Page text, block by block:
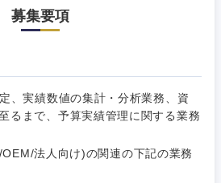
募集要項
、実績数値の集計・分析業務、資
るまで、予算実績管理に関する業務
法人向け)の関連の下記の業務